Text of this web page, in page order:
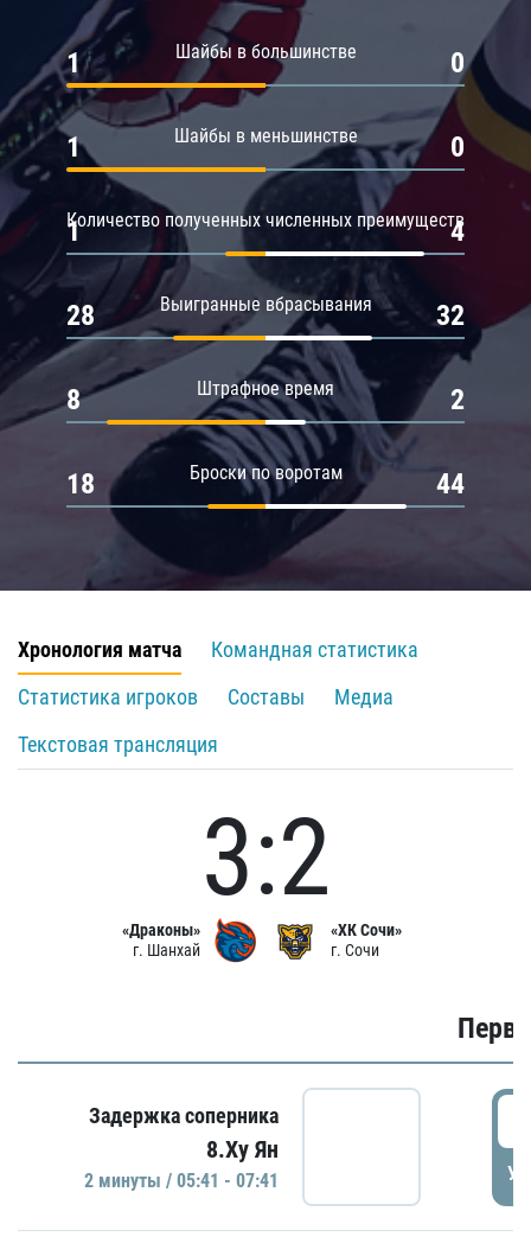
Шайбы в большинстве
1 0
Шайбы в меньшинстве
1 0
Количество полученных численных преимуществ
1 4
Выигранные вбрасывания
28 32
Штрафное время
8 2
Броски по воротам
18 44
Хронология матча
Командная статистика
Статистика игроков
Составы
Медиа
Текстовая трансляция
«Драконы»
г. Шанхай
3:2
«ХК Сочи»
г. Сочи
Задержка соперника
8.Ху Ян
2 минуты / 05:41 - 07:41